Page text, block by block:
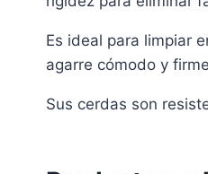
Es ideal para limpiar
agarre cómodo y
Sus cerdas son